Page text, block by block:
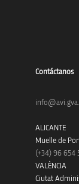
Contáctanos
ALICANTE
Muelle de
(+34) 96 654
VALÈNCIA
Ciutat